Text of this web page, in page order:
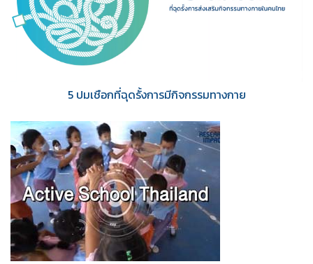
5 ปมเชือกที่ฉุดรั้งการมีกิจกรรมทางกาย